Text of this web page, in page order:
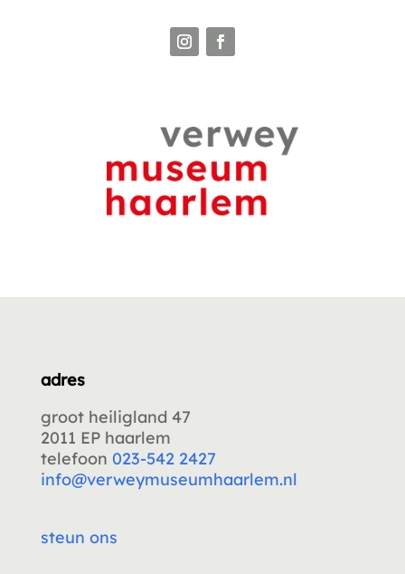
adres
groot heiligland 47
2011 EP haarlem
telefoon 023-542 2427
info@verweymuseumhaarlem.nl
steun ons